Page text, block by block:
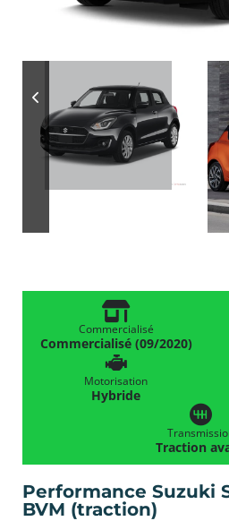
Commercialisé
Commercialisé (09/2020)
Motorisation
Hybride
Traction
Performance Suzuki
BVM (traction)